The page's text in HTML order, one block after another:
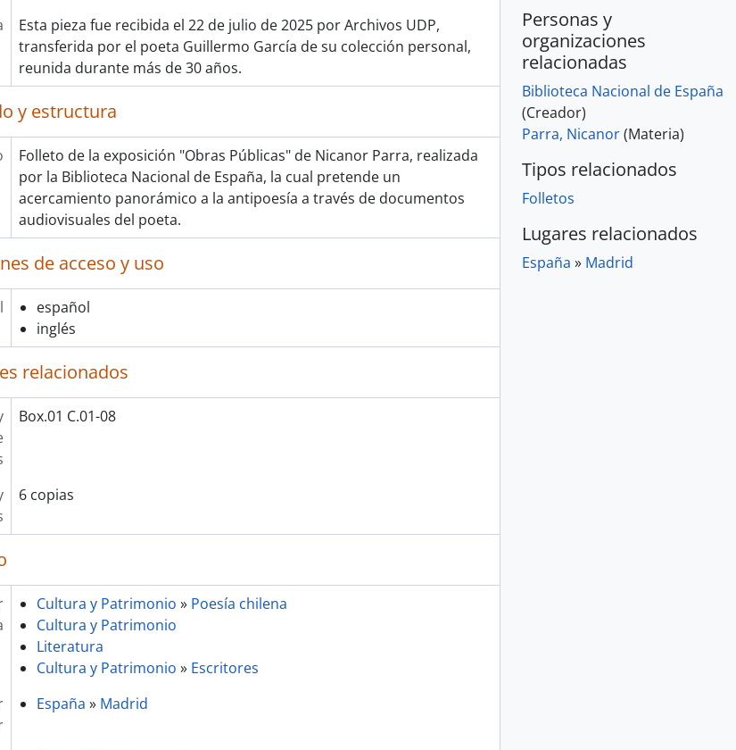
Esta pieza fue recibida el 22 de julio de 2025 por Archivos UDP,
transferida por el poeta Guillermo García de su colección personal,
reunida durante más de 30 años.
y estructura
Folleto de la exposición "Obras Públicas" de Nicanor Parra, realizada
por la Biblioteca Nacional de España, la cual pretende un
acercamiento panorámico a la antipoesía a través de documentos
audiovisuales del poeta.
de acceso y uso
español
inglés
relacionados
Box.01 C.01-08
6 copias
Cultura y Patrimonio » Poesía chilena
Cultura y Patrimonio
Literatura
Cultura y Patrimonio » Escritores
España » Madrid
Personas y
organizaciones
relacionadas
Biblioteca Nacional de España
(Creador)
Parra, Nicanor(Materia)
Tipos relacionados
Folletos
Lugares relacionados
España » Madrid